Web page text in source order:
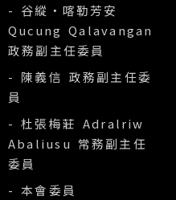
- 谷縱‧喀勒芳安
Qucung Qalavangan
政務副主任委員
- 陳義信 政務副主任委
員
- 杜張梅莊 Adralriw
Abaliusu 常務副主任
委員
- 本會委員